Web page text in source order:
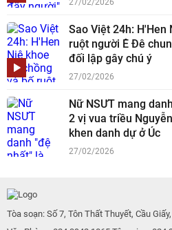
27/02/2026
Sao Việt 24h: H'Hen
ruột người Ê Đê
đối lập gây chú ý
27/02/2026
Nữ NSƯT mang
2 vị vua triều
khen danh dự ở Úc
27/02/2026
Tòa soạn: Số 7, Tôn Thất Thuyết, Cầu